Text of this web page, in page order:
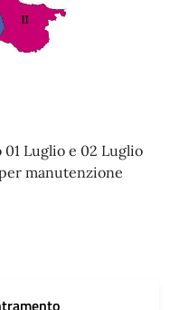
Luglio e 02 Luglio
manutenzione